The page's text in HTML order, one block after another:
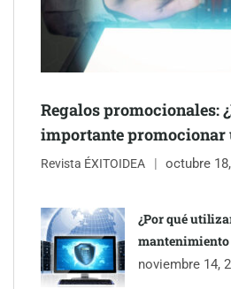
NOVA: innovación y diseño que
mano de Tormo Franquicias
Regalos promocionales:
importante promocionar
Revista ÉXITOIDEA octubre
¿Por qué
noviembre 14,